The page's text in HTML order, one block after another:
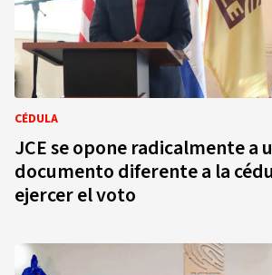
CÉDULA
JCE se opone radicalmente a
documento diferente a la
ejercer el voto